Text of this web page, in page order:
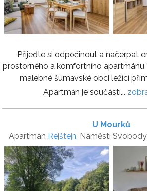
Přijeďte si odpočinout a načerpat
prostorného a komfortního apartmánu
malebné šumavské obci ležící
Apartmán je součástí...
U Mourků
Apartmán Rejštejn, Náměstí Svobody